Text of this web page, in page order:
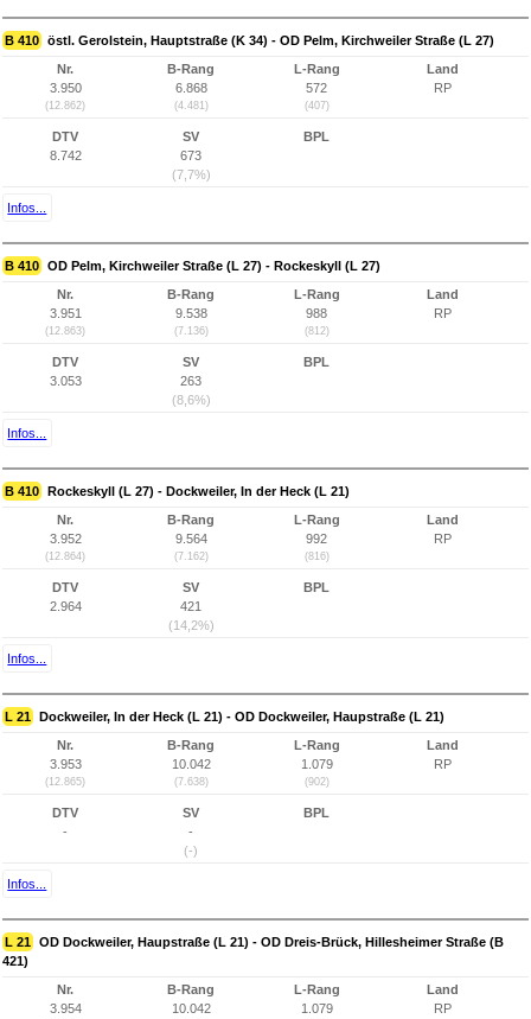
B 410 östl. Gerolstein, Hauptstraße (K 34) - OD Pelm, Kirchweiler Straße (L 27)
Nr.
3.950
(12.862)
B-Rang
6.868
(4.481)
L-Rang
572
(407)
Land
RP
DTV
8.742
SV
673
(7,7%)
BPL
Infos...
B 410 OD Pelm, Kirchweiler Straße (L 27) - Rockeskyll (L 27)
Nr.
3.951
(12.863)
B-Rang
9.538
(7.136)
L-Rang
988
(812)
Land
RP
DTV
3.053
SV
263
(8,6%)
BPL
Infos...
B 410 Rockeskyll (L 27) - Dockweiler, In der Heck (L 21)
Nr.
3.952
(12.864)
B-Rang
9.564
(7.162)
L-Rang
992
(816)
Land
RP
DTV
2.964
SV
421
(14,2%)
BPL
Infos...
L 21 Dockweiler, In der Heck (L 21) - OD Dockweiler, Haupstraße (L 21)
Nr.
3.953
(12.865)
B-Rang
10.042
(7.638)
L-Rang
1.079
(902)
Land
RP
DTV
-
SV
-
(-)
BPL
Infos...
L 21 OD Dockweiler, Haupstraße (L 21) - OD Dreis-Brück, Hillesheimer Straße (B
421)
Nr.
3.954
B-Rang
10.042
L-Rang
1.079
Land
RP